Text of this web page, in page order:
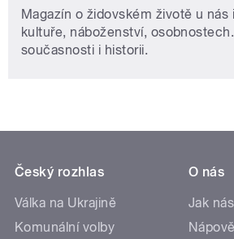
Magazín o židovském životě u nás
kultuře, náboženství,
současnosti i historii.
Český rozhlas
Válka na Ukrajině
Komunální volby
O nás
Jak